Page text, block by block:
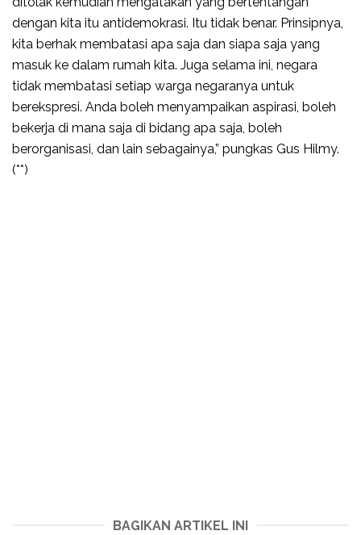
dengan kita itu antidemokrasi. Itu tidak benar. Prinsipnya,
kita berhak membatasi apa saja dan siapa saja yang
masuk ke dalam rumah kita. Juga selama ini, negara
tidak membatasi setiap warga negaranya untuk
berekspresi. Anda boleh menyampaikan aspirasi, boleh
bekerja di mana saja di bidang apa saja, boleh
berorganisasi, dan lain sebagainya,” pungkas Gus Hilmy.
(**)
BAGIKAN ARTIKEL INI